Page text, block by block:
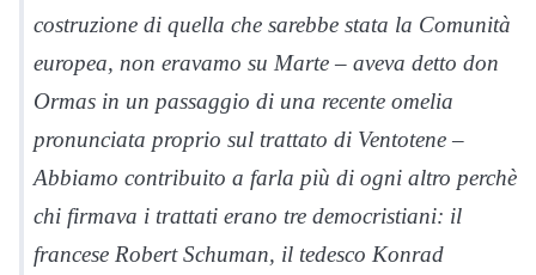
costruzione di quella che sarebbe stata la Comunità
europea, non eravamo su Marte – aveva detto don
Ormas in un passaggio di una recente omelia
pronunciata proprio sul trattato di Ventotene –
Abbiamo contribuito a farla più di ogni altro perchè
chi firmava i trattati erano tre democristiani: il
francese Robert Schuman, il tedesco Konrad